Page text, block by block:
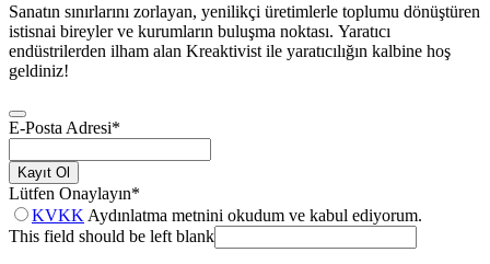
Sanatın sınırlarını zorlayan, yenilikçi üretimlerle toplumu dönüştüren
istisnai bireyler ve kurumların buluşma noktası. Yaratıcı
endüstrilerden ilham alan Kreaktivist ile yaratıcılığın kalbine hoş
geldiniz!
E-Posta Adresi*
Kayıt Ol
Lütfen Onaylayın*
KVKK Aydınlatma metnini okudum ve kabul ediyorum.
This field should be left blank